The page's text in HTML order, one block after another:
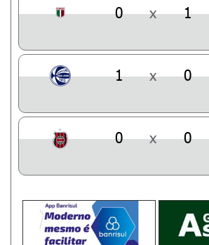
0 x 1
1 x 0
0 x 0